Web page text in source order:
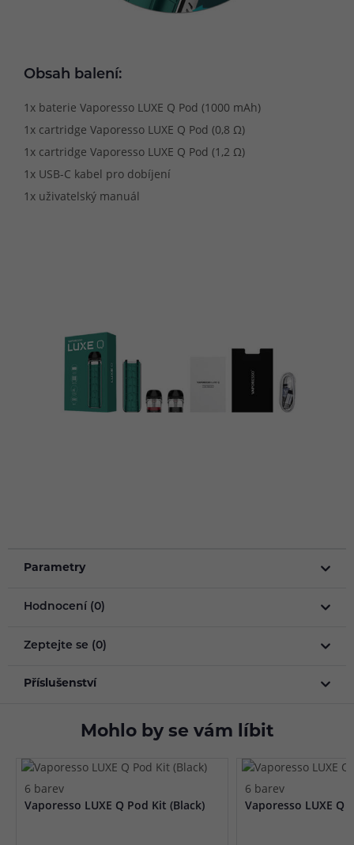
Obsah balení:
1x baterie Vaporesso LUXE Q Pod (1000 mAh)
1x cartridge Vaporesso LUXE Q Pod (0,8 Ω)
1x cartridge Vaporesso LUXE Q Pod (1,2 Ω)
1x USB-C kabel pro dobíjení
1x uživatelský manuál
Parametry
Hodnocení (0)
Zeptejte se (0)
Příslušenství
Mohlo by se vám líbit
6 barev
Vaporesso LUXE Q Pod Kit (Black)
6 barev
Vaporesso LUXE Q